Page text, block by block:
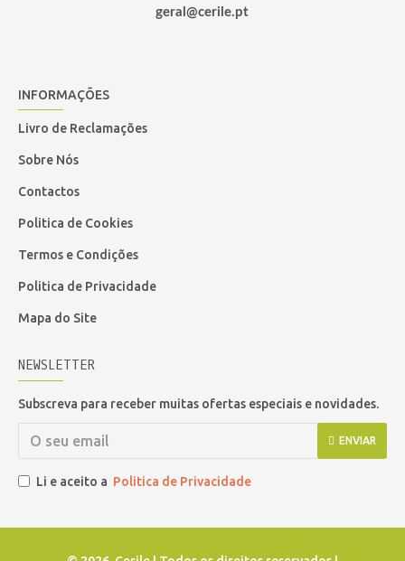
geral@cerile.pt
INFORMAÇÕES
Livro de Reclamações
Sobre Nós
Contactos
Politica de Cookies
Termos e Condições
Politica de Privacidade
Mapa do Site
NEWSLETTER
Subscreva para receber muitas ofertas especiais e novidades.
ENVIAR
Li e aceito a Politica de Privacidade